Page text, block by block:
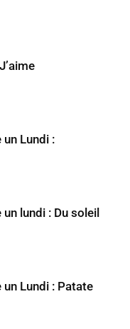
Lundi :
lundi : Du soleil
Lundi : Patate